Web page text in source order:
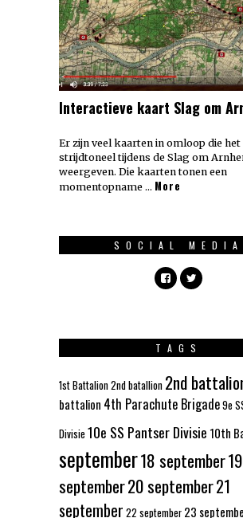
Interactieve kaart Slag om
Er zijn veel kaarten in omloop die het
strijdtoneel tijdens de Slag om
weergeven. Die kaarten tonen een
momentopname … More
SOCIAL MEDIA
TAGS
1st Battalion2nd batallion 2nd
battalion 4th Parachute Brigade9e
Divisie 10e SS Pantser Divisie 10th
september18 september19
september20 september21
september 22 september 23